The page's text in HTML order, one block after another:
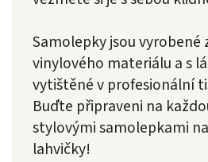
Samolepky jsou
vinylového materiálu a s
vytištěné v profesionální
Buďte připraveni na
stylovými samolepkami
lahvičky!